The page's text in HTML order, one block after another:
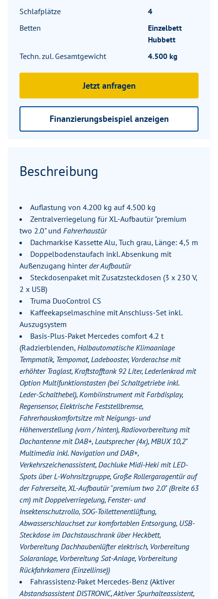
Schlafplätze
4
Betten
Einzelbett
Hubbett
Techn. zul. Gesamtgewicht
4.500 kg
Jetzt anfragen
Finanzierungsbeispiel anzeigen
Beschreibung
Auflastung von 4.200 kg auf 4.500 kg
Zentralverriegelung für XL-Aufbautür "premium
two 2.0" und Fahrerhaustür
Dachmarkise Kassette Alu, Tuch grau, Länge: 4,5 m
Doppelbodenstaufach inkl. Absenkung mit
Außenzugang hinterder Aufbautür
Steckdosenpaket mit Zusatzsteckdosen (3 x 230 V,
2 x USB)
Truma DuoControl CS
Kaffeekapselmaschine mit Anschluss-Set inkl.
Auszugsystem
Basis-Plus-Paket Mercedes comfort 4.2 t
(Radzierblenden, Halbautomatische Klimaanlage
Tempmatik, Tempomat, Ladebooster, Vorderachse mit
erhöhter Traglast, Kraftstofftank 92 Liter, Lederlenkrad mit
Option Multifunktionstasten (bei Schaltgetriebe inkl.
Leder-Schalthebel), Kombiinstrument mit Farbdisplay,
Regensensor, Elektrische Feststellbremse,
Fahrerhauskomfortsitze mit Neigungs- und
Höhenverstellung (vorn / hinten), Radiovorbereitung mit
Dachantenne mit DAB+, Lautsprecher (4x), MBUX 10,2"
Multimedia inkl. Navigation und DAB+,
Verkehrszeichenassistent, Dachluke Midi-Heki mit LED-
Spots über L-Wohnsitzgruppe, Große Rollergaragentür auf
der Fahrerseite, XL-Aufbautür "premium two 2.0" (Breite 63
cm) mit Doppelverriegelung, Fenster- und
Insektenschutzrollo, SOG-Toilettenentlüftung,
Abwasserschlauchset zur komfortablen Entsorgung, USB-
Steckdose im Dachstauschrank über Heckbett,
Vorbereitung Dachhaubenlüfter elektrisch, Vorbereitung
Solaranlage, Vorbereitung Sat-Anlage, Vorbereitung
Rückfahrkamera (Einzellinse))
Fahrassistenz-Paket Mercedes-Benz (Aktiver
Abstandsassistent DISTRONIC, Aktiver Spurhalteassistent,